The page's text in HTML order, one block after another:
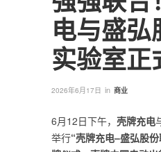
电与盛
实验室正
2026年6月17日 in 商业
6月12日下午， 壳牌充电
举行“壳牌充电–盛弘股